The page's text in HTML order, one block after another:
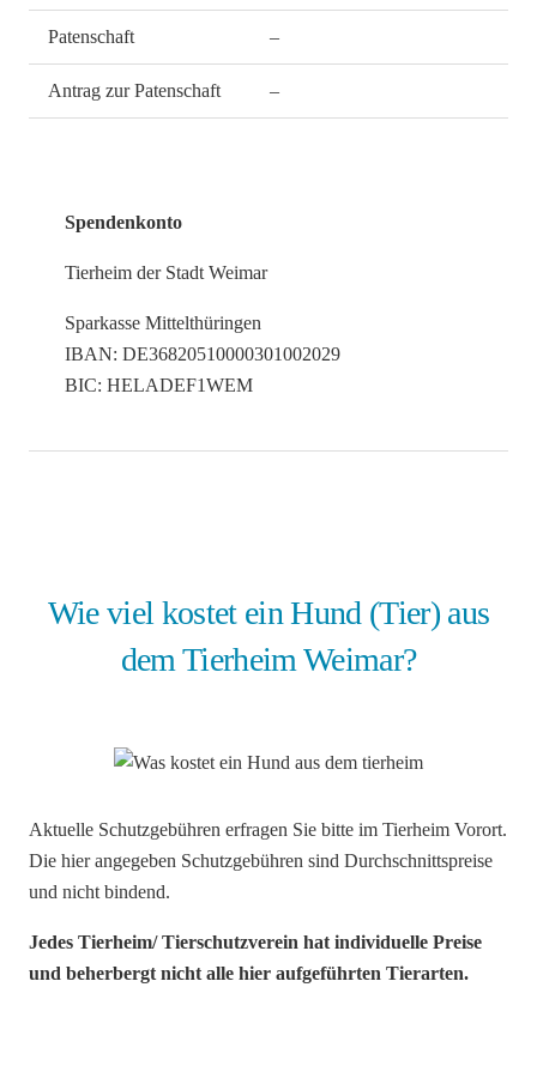
Patenschaft –
Antrag zur Patenschaft –
Spendenkonto
Tierheim der Stadt Weimar
Sparkasse Mittelthüringen
IBAN: DE36820510000301002029
BIC: HELADEF1WEM
Wie viel kostet ein Hund (Tier) aus
dem Tierheim Weimar?
Aktuelle Schutzgebühren erfragen Sie bitte im Tierheim Vorort.
Die hier angegeben Schutzgebühren sind Durchschnittspreise
und nicht bindend.
Jedes Tierheim/ Tierschutzverein hat individuelle Preise
und beherbergt nicht alle hier aufgeführten Tierarten.